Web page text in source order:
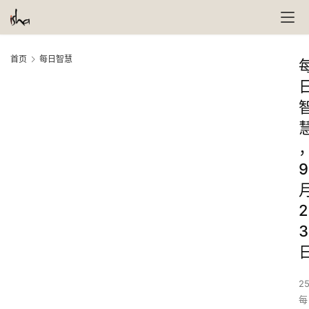
首页 每日智慧
9
2
3